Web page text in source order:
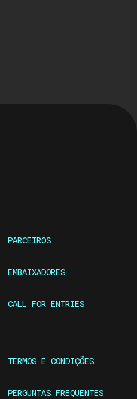
PARCEIROS
EMBAIXADORES
CALL FOR ENTRIES
TERMOS E CONDIÇÕES
PERGUNTAS FREQUENTES